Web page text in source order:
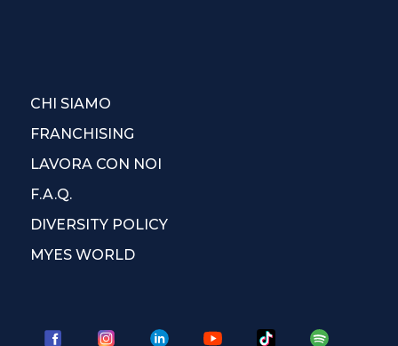
CHI SIAMO
FRANCHISING
LAVORA CON NOI
F.A.Q.
DIVERSITY POLICY
MYES WORLD